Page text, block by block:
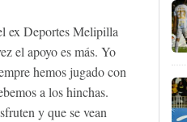
ex Deportes Melipilla
el apoyo es más. Yo
hemos jugado con
a los hinchas.
y que se vean